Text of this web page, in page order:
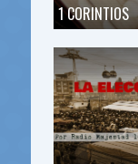
1 CORINTIOS